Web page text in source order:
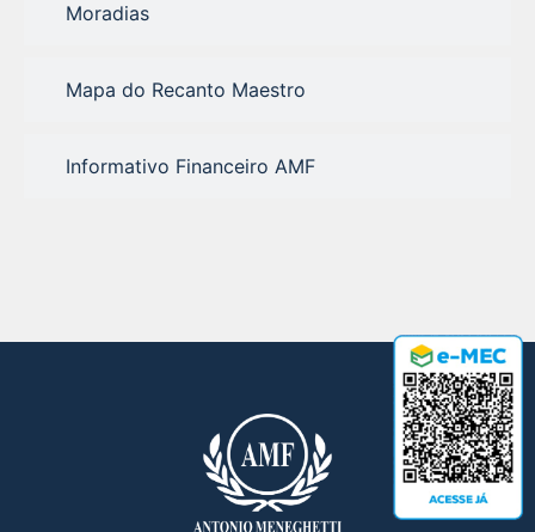
Moradias
Mapa do Recanto Maestro
Informativo Financeiro AMF